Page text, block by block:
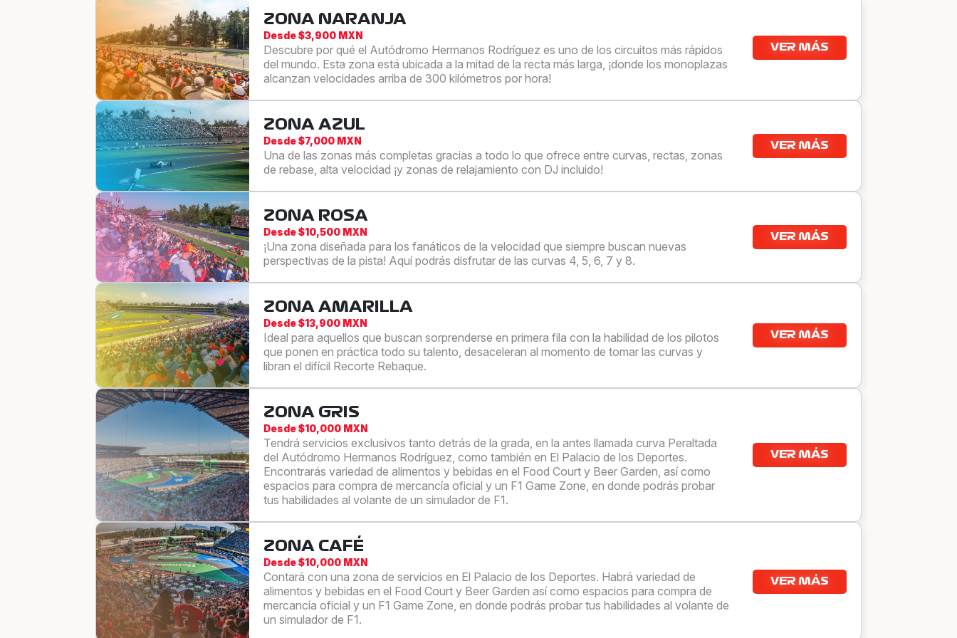
ZONA NARANJA
Desde $3,900 MXN
Descubre por qué el Autódromo Hermanos Rodríguez es uno de los circuitos más rápidos
del mundo. Esta zona está ubicada a la mitad de la recta más larga, ¡donde los monoplazas
alcanzan velocidades arriba de 300 kilómetros por hora!
VER MÁS
ZONA AZUL
Desde $7,000 MXN
Una de las zonas más completas gracias a todo lo que ofrece entre curvas, rectas, zonas
de rebase, alta velocidad ¡y zonas de relajamiento con DJ incluido!
VER MÁS
ZONA ROSA
Desde $10,500 MXN
¡Una zona diseñada para los fanáticos de la velocidad que siempre buscan nuevas
perspectivas de la pista! Aquí podrás disfrutar de las curvas 4, 5, 6, 7 y 8.
VER MÁS
ZONA AMARILLA
Desde $13,900 MXN
Ideal para aquellos que buscan sorprenderse en primera fila con la habilidad de los pilotos
que ponen en práctica todo su talento, desaceleran al momento de tomar las curvas y
libran el difícil Recorte Rebaque.
VER MÁS
ZONA GRIS
Desde $10,000 MXN
Tendrá servicios exclusivos tanto detrás de la grada, en la antes llamada curva Peraltada
del Autódromo Hermanos Rodríguez, como también en El Palacio de los Deportes.
Encontrarás variedad de alimentos y bebidas en el Food Court y Beer Garden, así como
espacios para compra de mercancía oficial y un F1 Game Zone, en donde podrás probar
tus habilidades al volante de un simulador de F1.
VER MÁS
ZONA CAFÉ
Desde $10,000 MXN
Contará con una zona de servicios en El Palacio de los Deportes. Habrá variedad de
alimentos y bebidas en el Food Court y Beer Garden así como espacios para compra de
mercancía oficial y un F1 Game Zone, en donde podrás probar tus habilidades al volante de
un simulador de F1.
VER MÁS